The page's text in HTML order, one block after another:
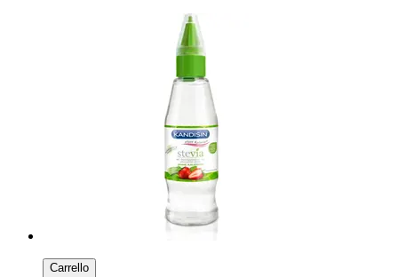
Carrello